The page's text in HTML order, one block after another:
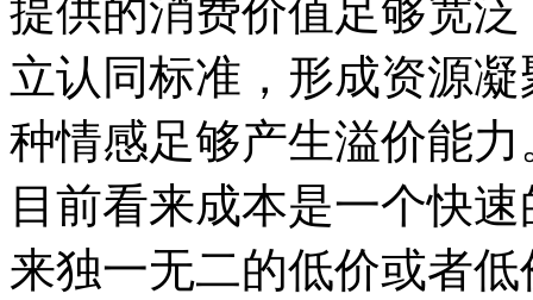
提供的消费价值足够宽
立认同标准，形成资源
种情感足够产生溢价能力
目前看来成本是一个快
来独一无二的低价或者